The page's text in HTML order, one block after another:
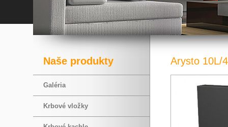
Naše produkty
Galéria
Krbové vložky
Arysto 10L/